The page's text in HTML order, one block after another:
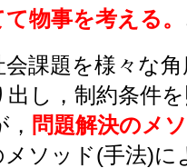
物事を考える。
会課題を様々な
出し，制約条件
問題解決のメ
メソッド(手法)に